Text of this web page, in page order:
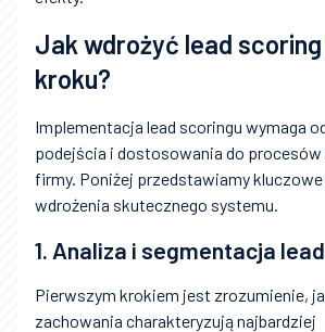
Jak wdrożyć lead
kroku?
Implementacja lead scoringu wymaga
podejścia i dostosowania do
firmy. Poniżej przedstawiamy
wdrożenia skutecznego systemu.
1. Analiza i segmentacja
Pierwszym krokiem jest zrozumienie,
zachowania charakteryzują najbardziej